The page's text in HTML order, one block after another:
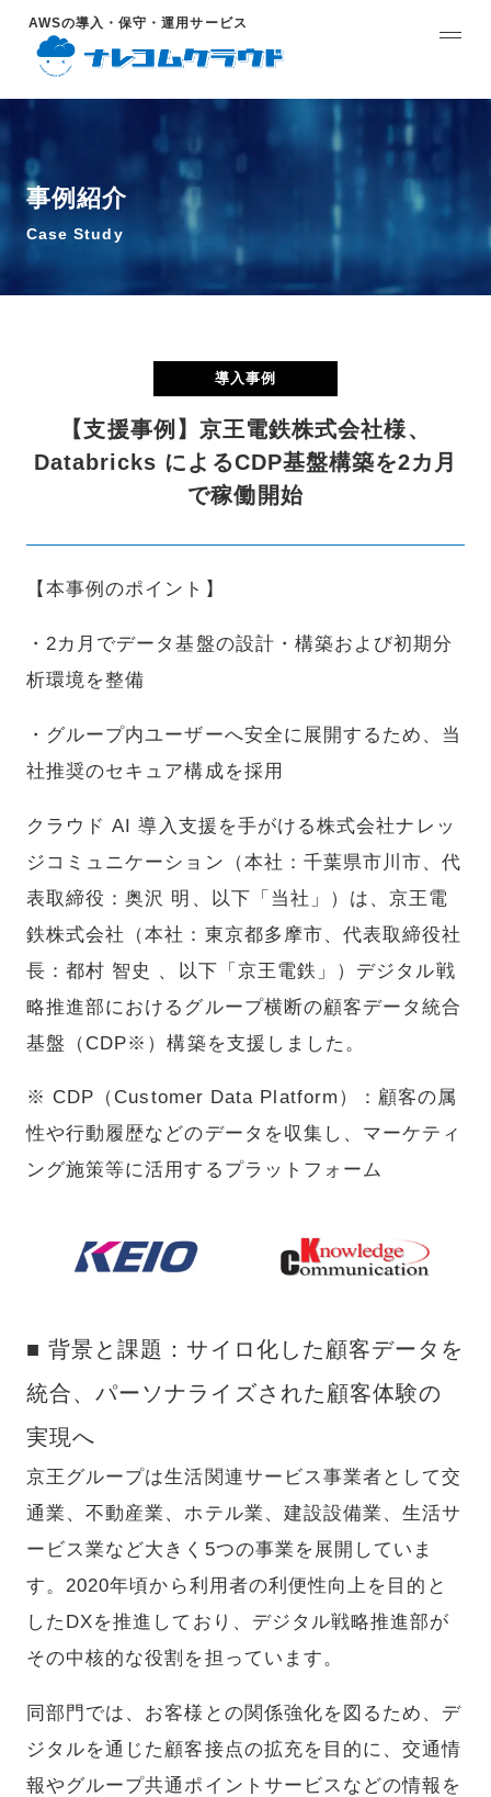
AWSの導入・保守・運用サービス
事例紹介
Case Study
導入事例
【支援事例】京王電鉄株式会社様、
Databricks によるCDP基盤構築を2カ月
で稼働開始
【本事例のポイント】
・2カ月でデータ基盤の設計・構築および初期分
析環境を整備
・グループ内ユーザーへ安全に展開するため、当
社推奨のセキュア構成を採用
クラウド AI 導入支援を手がける株式会社ナレッ
ジコミュニケーション（本社：千葉県市川市、代
表取締役：奥沢 明、以下「当社」）は、京王電
鉄株式会社（本社：東京都多摩市、代表取締役社
長：都村 智史 、以下「京王電鉄」）デジタル戦
略推進部におけるグループ横断の顧客データ統合
基盤（CDP※）構築を支援しました。
※ CDP（Customer Data Platform）：顧客の属
性や行動履歴などのデータを収集し、マーケティ
ング施策等に活用するプラットフォーム
■ 背景と課題：サイロ化した顧客データを
統合、パーソナライズされた顧客体験の
実現へ
京王グループは生活関連サービス事業者として交
通業、不動産業、ホテル業、建設設備業、生活サ
ービス業など大きく5つの事業を展開していま
す。2020年頃から利用者の利便性向上を目的と
したDXを推進しており、デジタル戦略推進部が
その中核的な役割を担っています。
同部門では、お客様との関係強化を図るため、デ
ジタルを通じた顧客接点の拡充を目的に、交通情
報やグループ共通ポイントサービスなどの情報を